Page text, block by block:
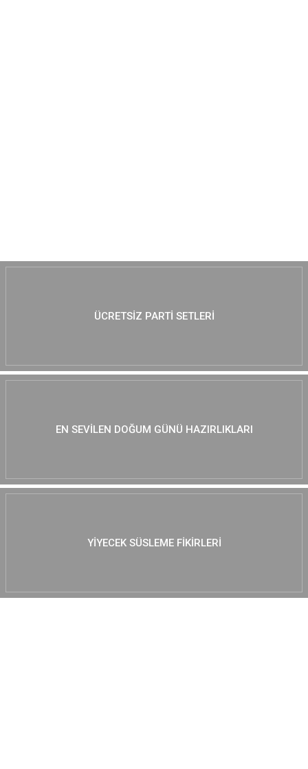
ÜCRETSIZ PARTI SETLERI
EN SEVILEN DOĞUM GÜNÜ HAZIRLIKLARI
YIYECEK SÜSLEME FIKIRLERI